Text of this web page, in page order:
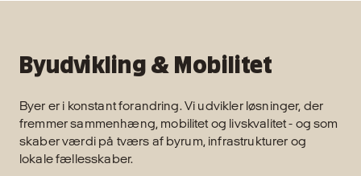
Byudvikling & Mobilitet
Byer er i konstant forandring. Vi udvikler løsninger, der
fremmer sammenhæng, mobilitet og livskvalitet - og som
skaber værdi på tværs af byrum, infrastrukturer og
lokale fællesskaber.